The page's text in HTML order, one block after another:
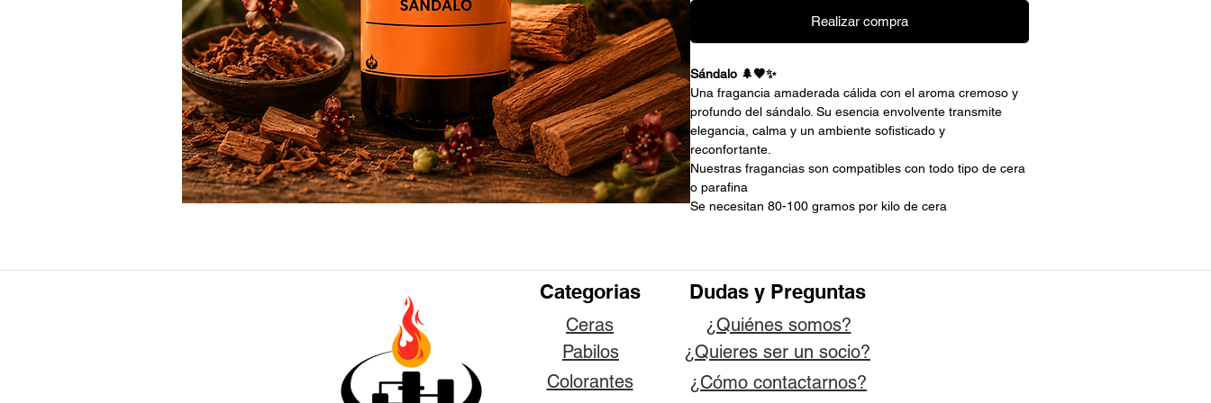
Realizar compra
Sándalo 🌲🤎✨
Una fragancia amaderada cálida con el aroma cremoso y
profundo del sándalo. Su esencia envolvente transmite
elegancia, calma y un ambiente sofisticado y
reconfortante.
Nuestras fragancias son compatibles con todo tipo de cera
o parafina
Se necesitan 80-100 gramos por kilo de cera
Categorias Dudas y Preguntas
Ceras
Pabilos
Colorantes
¿Quiénes somos?
¿Quieres ser un socio?
¿Cómo contactarnos?